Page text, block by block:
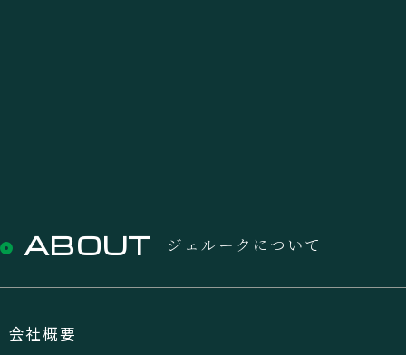
ABOUT ジェルークについて
会社概要